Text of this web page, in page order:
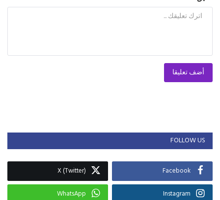
أضف تعليقا
FOLLOW US
Facebook
X (Twitter)
Instagram
WhatsApp